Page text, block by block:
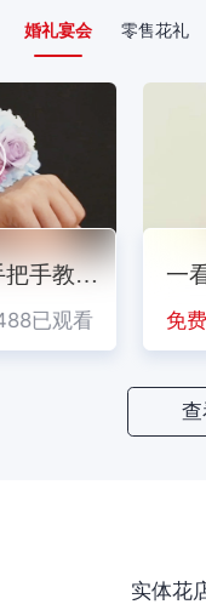
高
大
婚礼宴会 零售花礼
手教你
已观看
一
免
看
婚礼季|
草坪婚
免费课程
实体花